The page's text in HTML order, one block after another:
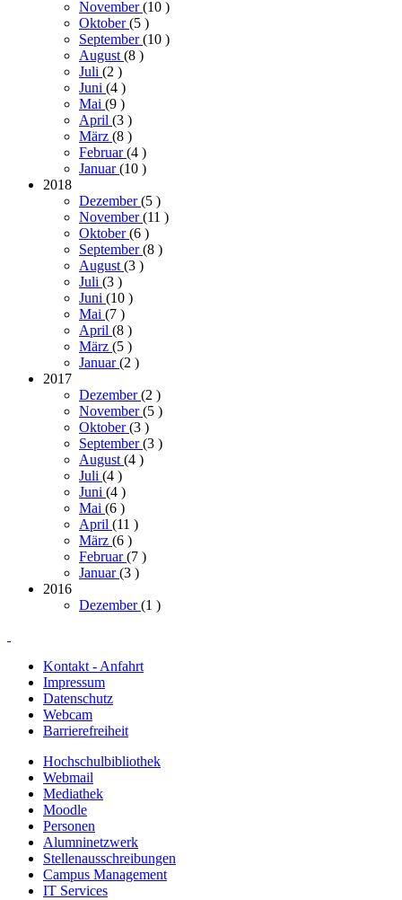
November(10 )
Oktober(5 )
September(10 )
August(8 )
Juli (2 )
Juni (4 )
Mai (9 )
April (3 )
März (8 )
Februar(4 )
Januar(10 )
2018
Dezember(5 )
November(11 )
Oktober(6 )
September(8 )
August(3 )
Juli (3 )
Juni (10 )
Mai (7 )
April (8 )
März (5 )
Januar(2 )
2017
Dezember(2 )
November(5 )
Oktober(3 )
September(3 )
August(4 )
Juli (4 )
Juni (4 )
Mai (6 )
April (11 )
März (6 )
Februar(7 )
Januar(3 )
2016
Dezember(1 )
Kontakt - Anfahrt
Impressum
Datenschutz
Webcam
Barrierefreiheit
Hochschulbibliothek
Webmail
Mediathek
Moodle
Personen
Alumninetzwerk
Stellenausschreibungen
Campus Management
IT Services